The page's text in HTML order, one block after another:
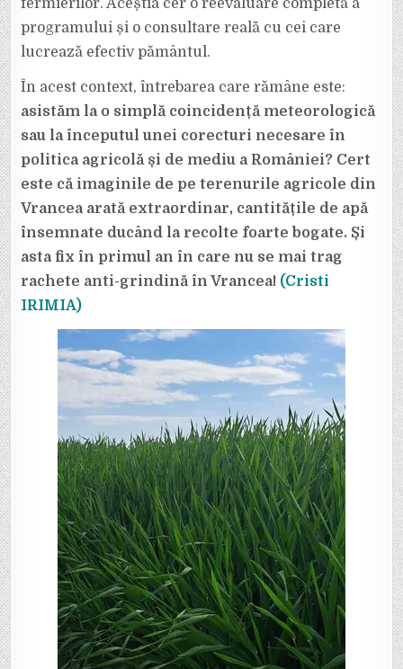
programului și o consultare reală cu cei care
lucrează efectiv pământul.
În acest context, întrebarea care rămâne este:
asistăm la o simplă coincidență meteorologică
sau la începutul unei corecturi necesare în
politica agricolă și de mediu a României? Cert
este că imaginile de pe terenurile agricole din
Vrancea arată extraordinar, cantitățile de apă
însemnate ducând la recolte foarte bogate. Și
asta fix în primul an în care nu se mai trag
rachete anti-grindină în Vrancea! (Cristi
IRIMIA)